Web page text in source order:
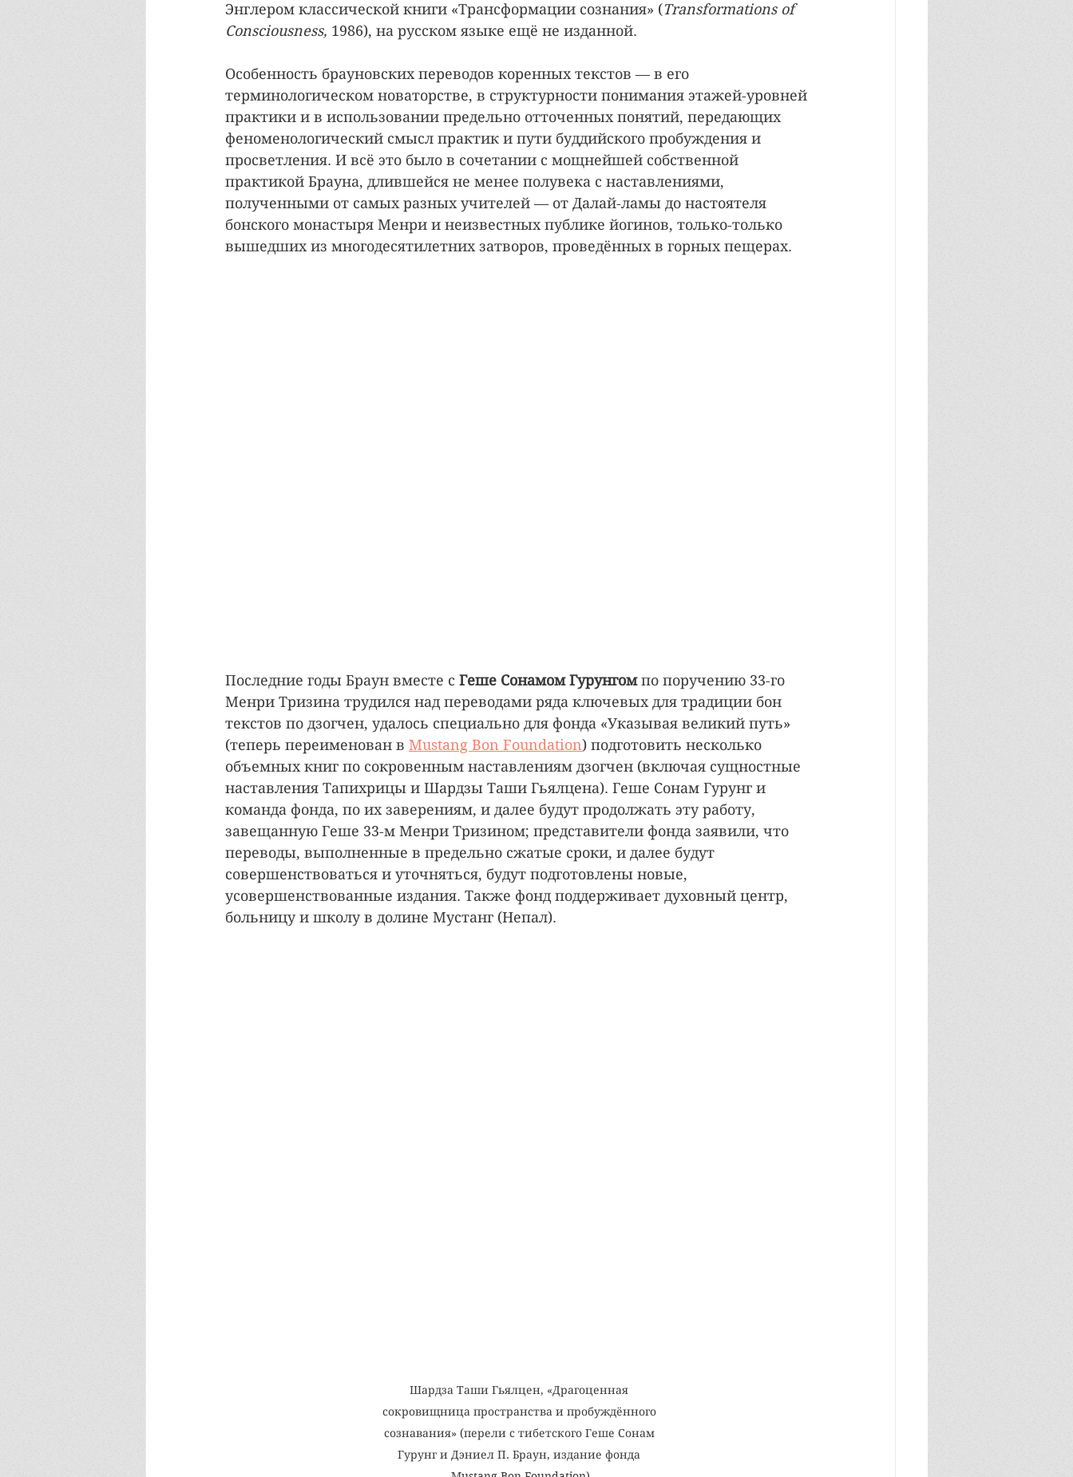
Энглером классической книги «Трансформации сознания» (Transformations of
Consciousness, 1986), на русском языке ещё не изданной.
Особенность брауновских переводов коренных текстов — в его
терминологическом новаторстве, в структурности понимания этажей-уровней
практики и в использовании предельно отточенных понятий, передающих
феноменологический смысл практик и пути буддийского пробуждения и
просветления. И всё это было в сочетании с мощнейшей собственной
практикой Брауна, длившейся не менее полувека с наставлениями,
полученными от самых разных учителей — от Далай-ламы до настоятеля
бонского монастыря Менри и неизвестных публике йогинов, только-только
вышедших из многодесятилетних затворов, проведённых в горных пещерах.
Последние годы Браун вместе с Геше Сонамом Гурунгом по поручению 33-го
Менри Тризина трудился над переводами ряда ключевых для традиции бон
текстов по дзогчен, удалось специально для фонда «Указывая великий путь»
(теперь переименован в Mustang Bon Foundation) подготовить несколько
объемных книг по сокровенным наставлениям дзогчен (включая сущностные
наставления Тапихрицы и Шардзы Таши Гьялцена). Геше Сонам Гурунг и
команда фонда, по их заверениям, и далее будут продолжать эту работу,
завещанную Геше 33-м Менри Тризином; представители фонда заявили, что
переводы, выполненные в предельно сжатые сроки, и далее будут
совершенствоваться и уточняться, будут подготовлены новые,
усовершенствованные издания. Также фонд поддерживает духовный центр,
больницу и школу в долине Мустанг (Непал).
Шардза Таши Гьялцен, «Драгоценная
сокровищница пространства и пробуждённого
сознавания» (перели с тибетского Геше Сонам
Гурунг и Дэниел П. Браун, издание фонда